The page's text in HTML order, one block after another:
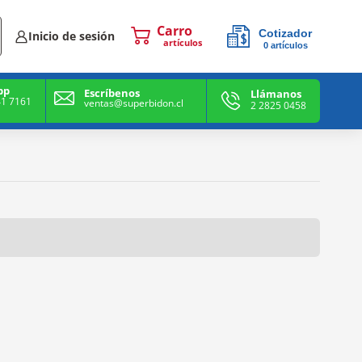
Inicio de sesión artículos
Cotizador
0artículos
7161
Escríbenos
ventas@superbidon.cl
Llámanos
2 2825 0458